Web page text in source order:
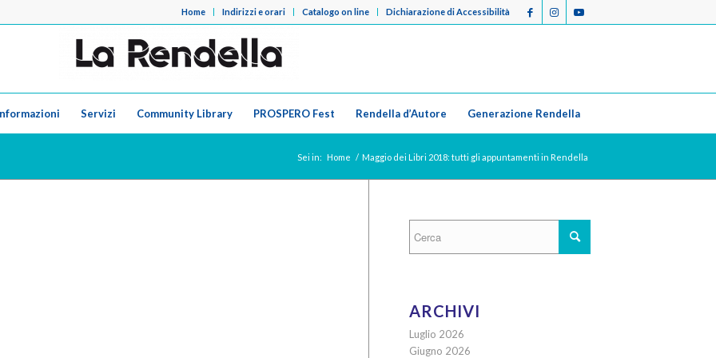
Home Indirizzi e orari Catalogo on line Dichiarazione di Accessibilità
Servizi Community Library PROSPERO Fest Rendella d’Autore Generazione Rendella
Sei in: Home / Maggio dei Libri 2018: tutti gli appuntamenti in Rendella
ARCHIVI
Luglio 2026
Giugno 2026